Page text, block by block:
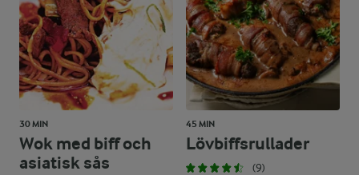
30 MIN
Wok med biff och
asiatisk sås
45 MIN
Lövbiffsrullader
(9)